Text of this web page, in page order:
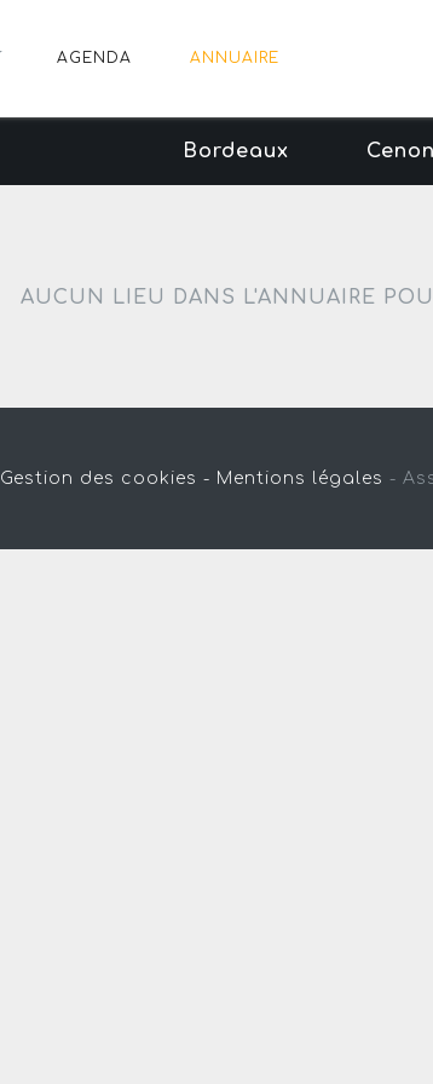
AGENDA ANNUAIRE
Bordeaux Cenon
AUCUN LIEU DANS L'ANNUAIRE
Gestion des cookies - Mentions légales -